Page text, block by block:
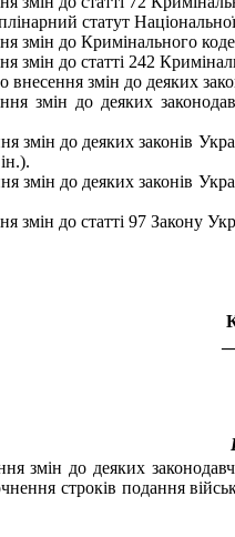
статут
змін до Кримінального
змін до статті 242
внесення змін до деяких
змін до деяких
змін до деяких законів
змін до деяких законів
змін до статті 97 Закону
змін до деяких
строків подання